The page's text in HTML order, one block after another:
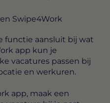
Swipe4Work
functie aansluit bij wat
app kun je
vacatures passen bij
en werkuren.
app, maak een